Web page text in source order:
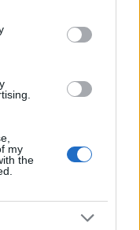
in below Google
my
the
(όχι μόνο στο
χώρο; Δες